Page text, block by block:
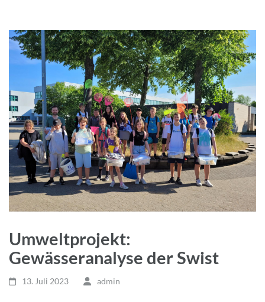
Umweltprojekt:
Gewässeranalyse der Swist
13. Juli 2023 admin